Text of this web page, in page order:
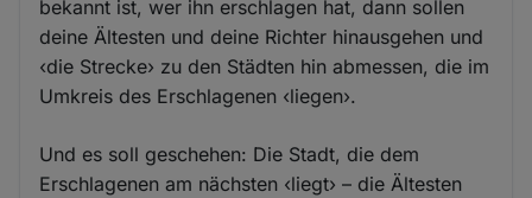
bekannt ist, wer ihn erschlagen hat, dann sollen
deine Ältesten und deine Richter hinausgehen und
‹die Strecke› zu den Städten hin abmessen, die im
Umkreis des Erschlagenen ‹liegen›.
Und es soll geschehen: Die Stadt, die dem
Erschlagenen am nächsten ‹liegt› – die Ältesten